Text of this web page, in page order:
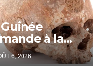
à la
la restitution
de Bokar
6, 2026